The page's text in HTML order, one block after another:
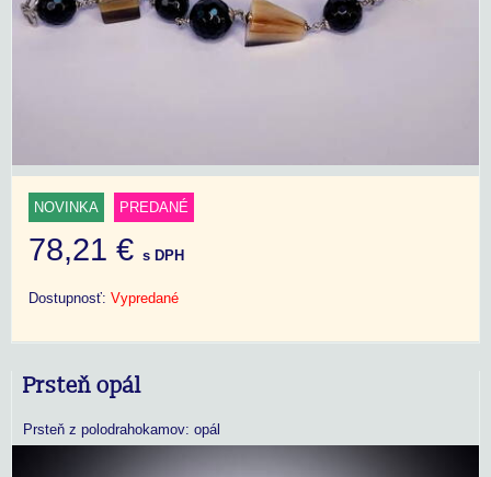
NOVINKA PREDANÉ
78,21 € s DPH
Dostupnosť: Vypredané
Prsteň opál
Prsteň z polodrahokamov: opál